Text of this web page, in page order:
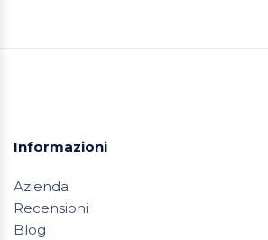
Informazioni
Azienda
Recensioni
Blog